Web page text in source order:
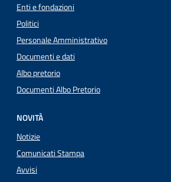
Enti e fondazioni
Politici
Personale Amministrativo
Documenti e dati
Albo pretorio
Documenti Albo Pretorio
NOVITÀ
Notizie
Comunicati Stampa
Avvisi